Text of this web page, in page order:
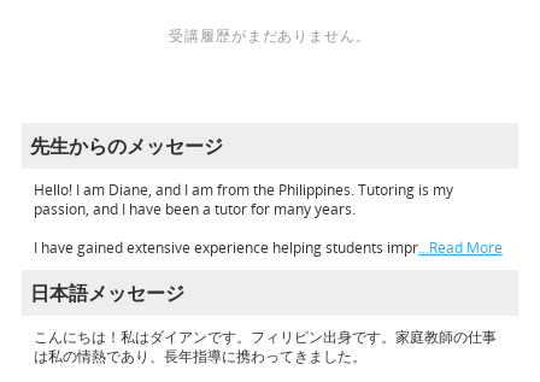
受講履歴がまだありません。
先生からのメッセージ
Hello! I am Diane, and I am from the Philippines. Tutoring is my
passion, and I have been a tutor for many years.
I have gained extensive experience helping students impr…Read More
日本語メッセージ
こんにちは！私はダイアンです。フィリピン出身です。家庭教師の仕事
は私の情熱であり、長年指導に携わってきました。